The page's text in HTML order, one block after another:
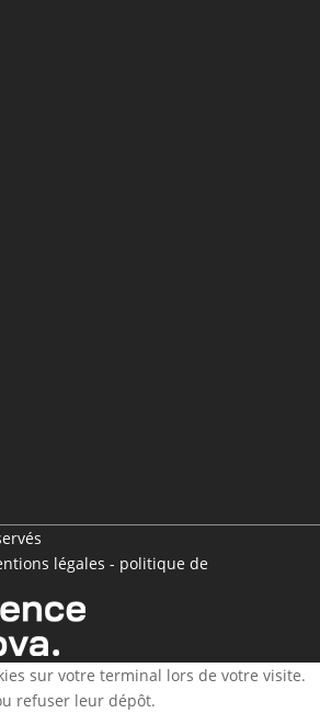
légales - politique de
sur votre terminal lors de votre visite.
refuser leur dépôt.